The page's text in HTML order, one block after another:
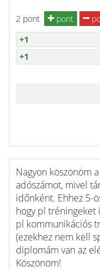
2 pont pont
+1
+1
Nagyon köszönöm
adószámot, mivel
időnként. Ehhez 5-
hogy pl tréningeket
pl kommunikációs
(ezekhez nem kell
diplomám van az
Köszönöm!